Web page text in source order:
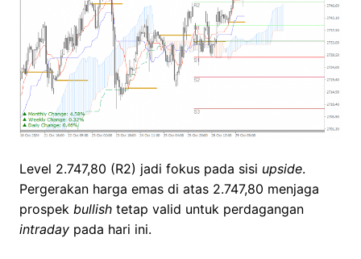
Level 2.747,80 (R2) jadi fokus pada sisi upside.
Pergerakan harga emas di atas 2.747,80 menjaga
prospek bullish tetap valid untuk perdagangan
intraday pada hari ini.